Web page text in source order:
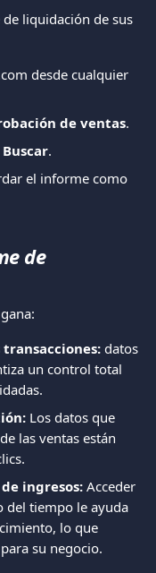
liquidación de sus
desde cualquier
de ventas.
Buscar.
el informe como
de
datos
un control total
Los datos que
las ventas están
ingresos: Acceder
del tiempo le ayuda
lo que
su negocio.